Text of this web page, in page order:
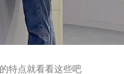
特点就看看这些吧